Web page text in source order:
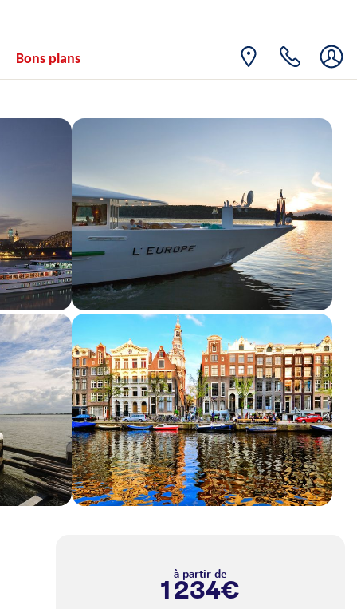
Bons plans
à partir de
1 234€